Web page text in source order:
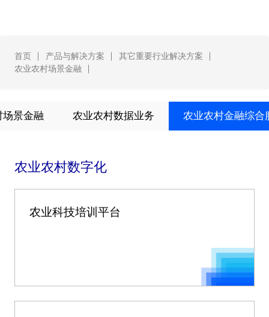
首页 产品与解决方案
其它重要行业解决方案
农业农村场景金融
场景金融 农业农村数据业务 农业农村金融综合
农业农村数字化
农业科技培训平台